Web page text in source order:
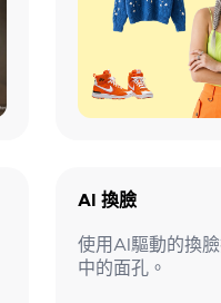
AI 換臉
使用AI驅動的換
中的面孔。